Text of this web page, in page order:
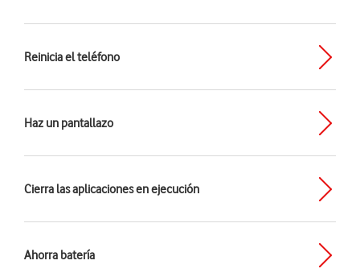
Reinicia el teléfono
Haz un pantallazo
Cierra las aplicaciones en ejecución
Ahorra batería